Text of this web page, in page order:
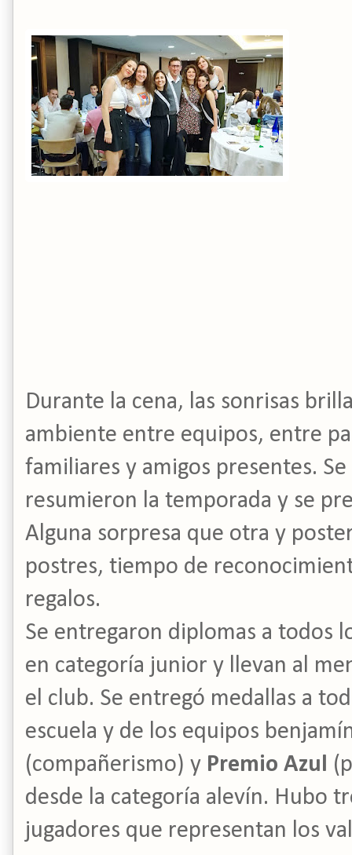
Durante la cena, las sonrisas
ambiente entre equipos, entre
familiares y amigos presentes.
resumieron la temporada y se
Alguna sorpresa que otra y
postres, tiempo de
regalos.
Se entregaron diplomas a todos
en categoría junior y llevan al
el club. Se entregó medallas a
escuela y de los equipos
(compañerismo) y Premio Azul
desde la categoría alevín. Hubo
jugadores que representan los